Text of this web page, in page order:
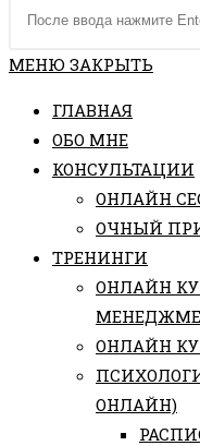
ПО
САЙТУ
сайте
МЕНЮ ЗАКРЫТЬ
ГЛАВНАЯ
ОБО МНЕ
КОНСУЛЬТАЦИИ
ОНЛАЙН
ОЧНЫЙ
ТРЕНИНГИ
ОНЛАЙН
ОНЛАЙН
ОНЛАЙН)